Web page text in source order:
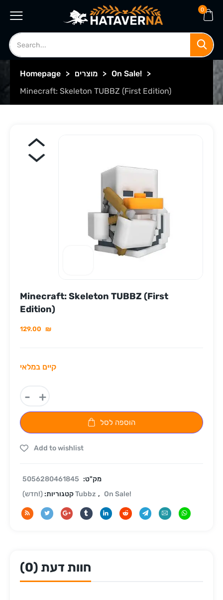
0
Homepage > מוצרים > On Sale! >
Minecraft: Skeleton TUBBZ (First Edition)
Minecraft: Skeleton TUBBZ (First
Edition)
129.00 ₪
קיים במלאי
- +
הוספה לסל
Add to wishlist
מק"ט: 5056280461845
קטגוריות:(!חדש) Tubbz , On Sale!
חוות דעת (0)